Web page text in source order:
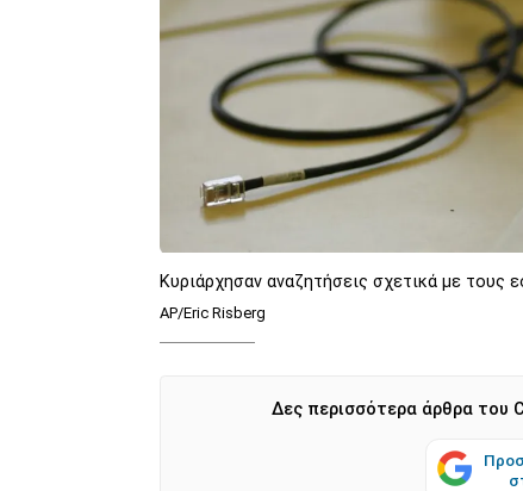
Κυριάρχησαν αναζητήσεις σχετικά με τους
AP/Eric Risberg
Δες περισσότερα άρθρα του